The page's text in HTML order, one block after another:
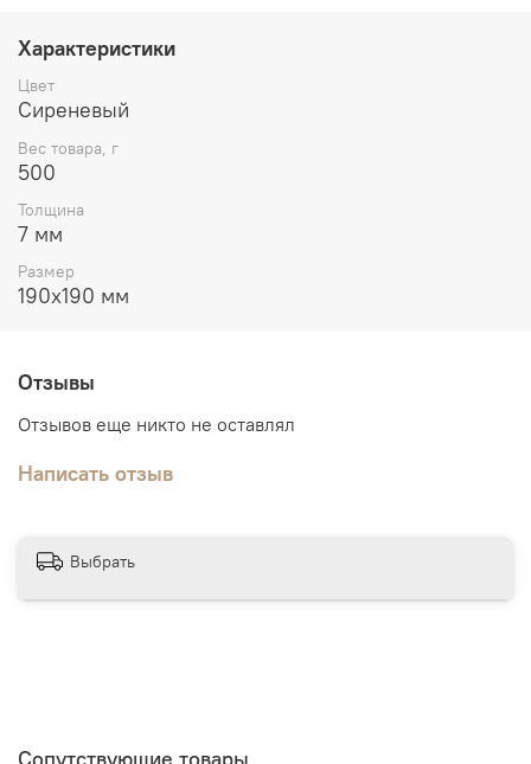
Характеристики
Цвет
Сиреневый
Вес товара, г
500
Толщина
7 мм
Размер
190х190 мм
Отзывы
Отзывов еще никто не оставлял
Написать отзыв
Выбрать
Сопутствующие товары